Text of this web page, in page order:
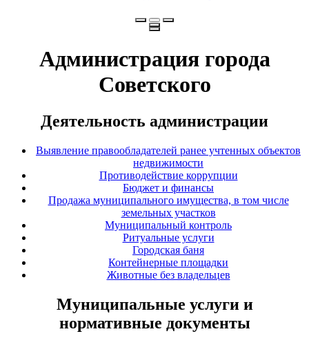
Администрация города
Советского
Деятельность администрации
Выявление правообладателей ранее учтенных объектов
недвижимости
Противодействие коррупции
Бюджет и финансы
Продажа муниципального имущества, в том числе
земельных участков
Муниципальный контроль
Ритуальные услуги
Городская баня
Контейнерные площадки
Животные без владельцев
Муниципальные услуги и
нормативные документы